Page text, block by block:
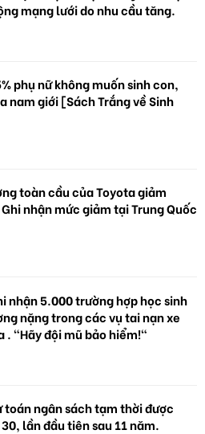
mạng lưới do nhu cầu tăng.
phụ nữ không muốn sinh con,
nam giới [Sách Trắng về Sinh
toàn cầu của Toyota giảm
nhận mức giảm tại Trung Quốc
nhận 5.000 trường hợp học sinh
nặng trong các vụ tai nạn xe
. "Hãy đội mũ bảo hiểm!"
toán ngân sách tạm thời được
lần đầu tiên sau 11 năm.